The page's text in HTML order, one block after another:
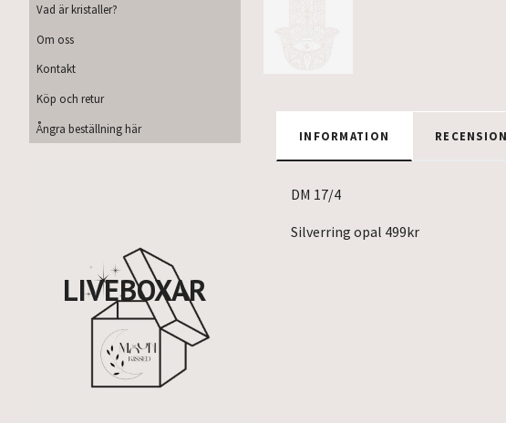
Vad är kristaller?
Om oss
Kontakt
Köp och retur
Ångra beställning här
LIVEBOXAR
INFORMATION
DM 17/4
Silverring opal 499kr